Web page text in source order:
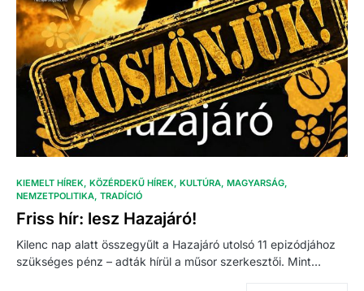
KIEMELT HÍREK KÖZÉRDEKŰ HÍREK KULTÚRA MAGYARSÁG
NEMZETPOLITIKA TRADÍCIÓ
Friss hír: lesz Hazajáró!
Kilenc nap alatt összegyűlt a Hazajáró utolsó 11 epizódjához
szükséges pénz – adták hírül a műsor szerkesztői. Mint…